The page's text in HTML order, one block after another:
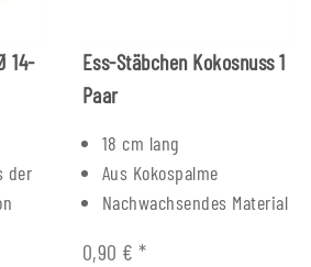
14-
der
Ess-Stäbchen Kokosnuss 1
Paar
18 cm lang
Aus Kokospalme
Nachwachsendes Material
0,90 €*